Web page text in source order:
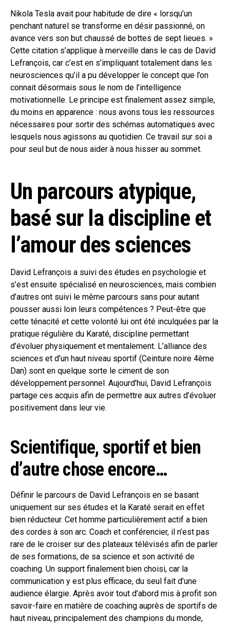
Nikola Tesla avait pour habitude de dire « lorsqu’un
penchant naturel se transforme en désir passionné, on
avance vers son but chaussé de bottes de sept lieues. »
Cette citation s’applique à merveille dans le cas de David
Lefrançois, car c’est en s’impliquant totalement dans les
neurosciences qu’il a pu développer le concept que l’on
connait désormais sous le nom de l’intelligence
motivationnelle. Le principe est finalement assez simple,
du moins en apparence : nous avons tous les ressources
nécessaires pour sortir des schémas automatiques avec
lesquels nous agissons au quotidien. Ce travail sur soi a
pour seul but de nous aider à nous hisser au sommet.
Un parcours atypique,
basé sur la discipline et
l’amour des sciences
David Lefrançois a suivi des études en psychologie et
s’est ensuite spécialisé en neurosciences, mais combien
d’autres ont suivi le même parcours sans pour autant
pousser aussi loin leurs compétences ? Peut-être que
cette ténacité et cette volonté lui ont été inculquées par la
pratique régulière du Karaté, discipline permettant
d’évoluer physiquement et mentalement. L’alliance des
sciences et d’un haut niveau sportif (Ceinture noire 4ème
Dan) sont en quelque sorte le ciment de son
développement personnel. Aujourd’hui, David Lefrançois
partage ces acquis afin de permettre aux autres d’évoluer
positivement dans leur vie.
Scientifique, sportif et bien
d’autre chose encore…
Définir le parcours de David Lefrançois en se basant
uniquement sur ses études et la Karaté serait en effet
bien réducteur. Cet homme particulièrement actif a bien
des cordes à son arc. Coach et conférencier, il n’est pas
rare de le croiser sur des plateaux télévisés afin de parler
de ses formations, de sa science et son activité de
coaching. Un support finalement bien choisi, car la
communication y est plus efficace, du seul fait d’une
audience élargie. Après avoir tout d’abord mis à profit son
savoir-faire en matière de coaching auprès de sportifs de
haut niveau, principalement des champions du monde,